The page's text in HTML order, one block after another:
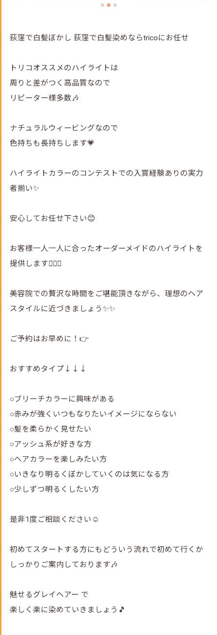
荻窪で白髪ぼかし 荻窪で白髪染めならtricoにお任せ
トリコオススメのハイライトは
周りと差がつく高品質なので
リピーター様多数🎶
ナチュラルウィービングなので
色持ちも長持ちします💗
ハイライトカラーのコンテストでの入賞経験ありの実力
者揃い✨
安心してお任せ下さい😊
お客様一人一人に合ったオーダーメイドのハイライトを
提供します💇‍♀️✨
美容院での贅沢な時間をご堪能頂きながら、理想のヘア
スタイルに近づきましょう✨✨
ご予約はお早めに！👉
おすすめタイプ↓↓↓
○ブリーチカラーに興味がある
○赤みが強くいつもなりたいイメージにならない
○髪を柔らかく見せたい
○アッシュ系が好きな方
○ヘアカラーを楽しみたい方
○いきなり明るくぼかしていくのは気になる方
○少しずつ明るくしたい方
是非1度ご相談ください☺️
初めてスタートする方にもどういう流れで初めて行くか
しっかりご案内しております🎶
魅せるグレイヘアー で
楽しく楽に染めていきましょう🎵